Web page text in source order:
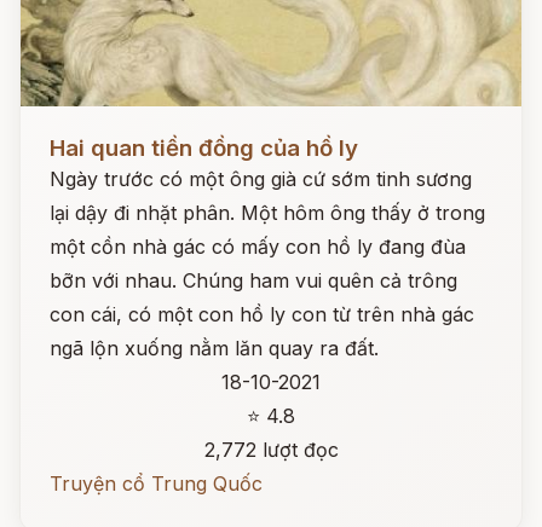
Hai quan tiền đồng của hồ ly
Ngày trước có một ông già cứ sớm tinh sương
lại dậy đi nhặt phân. Một hôm ông thấy ở trong
một cồn nhà gác có mấy con hồ ly đang đùa
bỡn với nhau. Chúng ham vui quên cả trông
con cái, có một con hồ ly con từ trên nhà gác
ngã lộn xuống nằm lăn quay ra đất.
18-10-2021
⭐ 4.8
2,772 lượt đọc
Truyện cổ Trung Quốc